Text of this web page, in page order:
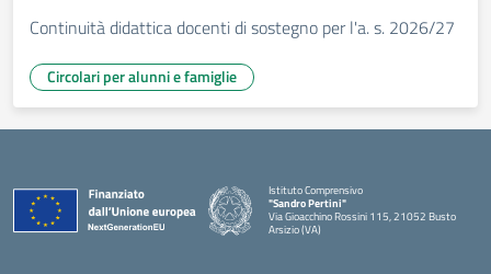
Continuità didattica docenti di sostegno per l'a. s. 2026/27
Circolari per alunni e famiglie
Istituto Comprensivo
"Sandro Pertini"
Via Gioacchino Rossini 115, 21052 Busto
Arsizio (VA)